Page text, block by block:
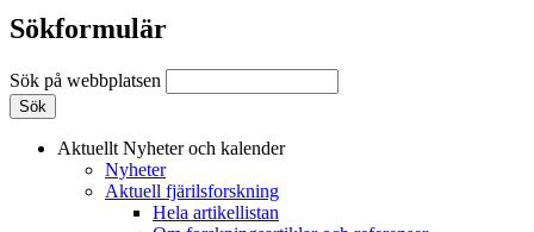
Sökformulär
Sök på webbplatsen
Aktuellt Nyheter och kalender
Nyheter
Aktuell fjärilsforskning
Hela artikellistan